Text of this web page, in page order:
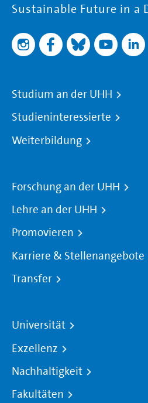
Sustainable Future in a
Studium an der UHH
Studieninteressierte
Weiterbildung
Forschung an der UHH
Lehre an der UHH
Promovieren
Karriere & Stellenangebote
Transfer
Universität
Exzellenz
Nachhaltigkeit
Fakultäten